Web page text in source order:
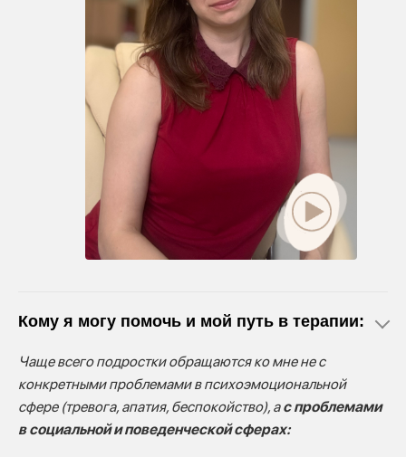
Кому я могу помочь и мой путь в терапии:
Чаще всего подростки обращаются ко мне не с
конкретными проблемами в психоэмоциональной
сфере (тревога, апатия, беспокойство), ас проблемами
в социальной и поведенческой сферах: